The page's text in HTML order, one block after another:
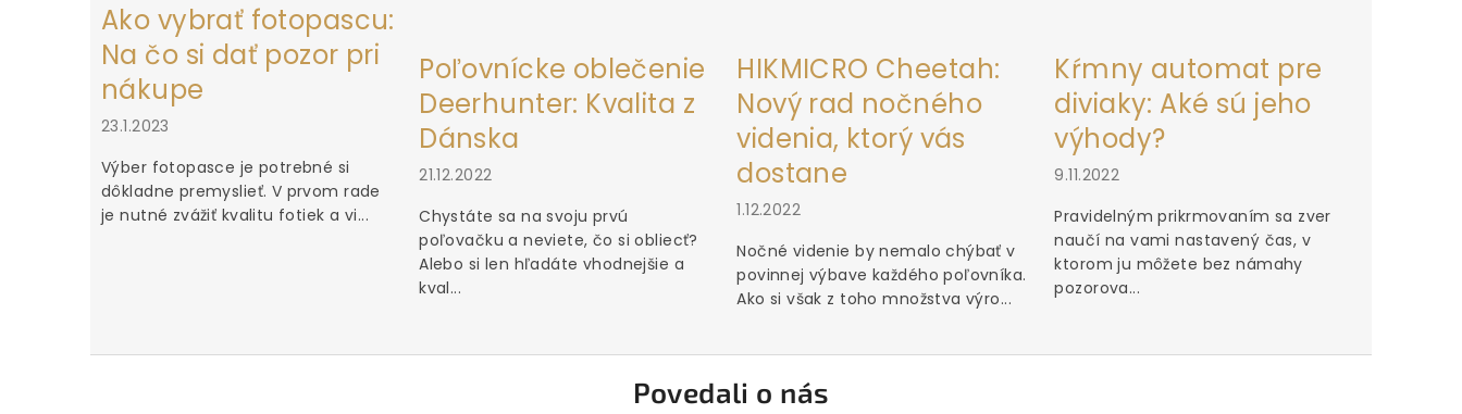
Ako vybrať fotopascu:
Na čo si dať pozor pri
nákupe
23.1.2023
Výber fotopasce je potrebné si
dôkladne premyslieť. V prvom rade
je nutné zvážiť kvalitu fotiek a vi...
Poľovnícke oblečenie
Deerhunter: Kvalita z
Dánska
21.12.2022
Chystáte sa na svoju prvú
poľovačku a neviete, čo si obliecť?
Alebo si len hľadáte vhodnejšie a
kval...
HIKMICRO Cheetah:
Nový rad nočného
videnia, ktorý vás
dostane
1.12.2022
Nočné videnie by nemalo chýbať v
povinnej výbave každého poľovníka.
Ako si však z toho množstva výro...
Kŕmny automat pre
diviaky: Aké sú jeho
výhody?
9.11.2022
Pravidelným prikrmovaním sa zver
naučí na vami nastavený čas, v
ktorom ju môžete bez námahy
pozorova...
Povedali o nás